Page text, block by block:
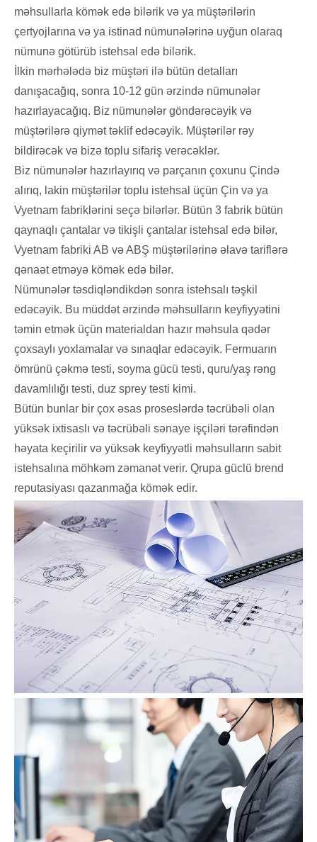
məhsullarla kömək edə bilərik və ya müştərilərin
çertyojlarına və ya istinad nümunələrinə uyğun olaraq
nümunə götürüb istehsal edə bilərik.
İlkin mərhələdə biz müştəri ilə bütün detalları
danışacağıq, sonra 10-12 gün ərzində nümunələr
hazırlayacağıq. Biz nümunələr göndərəcəyik və
müştərilərə qiymət təklif edəcəyik. Müştərilər rəy
bildirəcək və bizə toplu sifariş verəcəklər.
Biz nümunələr hazırlayırıq və parçanın çoxunu Çində
alırıq, lakin müştərilər toplu istehsal üçün Çin və ya
Vyetnam fabriklərini seçə bilərlər. Bütün 3 fabrik bütün
qaynaqlı çantalar və tikişli çantalar istehsal edə bilər,
Vyetnam fabriki AB və ABŞ müştərilərinə əlavə tariflərə
qənaət etməyə kömək edə bilər.
Nümunələr təsdiqləndikdən sonra istehsalı təşkil
edəcəyik. Bu müddət ərzində məhsulların keyfiyyətini
təmin etmək üçün materialdan hazır məhsula qədər
çoxsaylı yoxlamalar və sınaqlar edəcəyik. Fermuarın
ömrünü çəkmə testi, soyma gücü testi, quru/yaş rəng
davamlılığı testi, duz sprey testi kimi.
Bütün bunlar bir çox əsas proseslərdə təcrübəli olan
yüksək ixtisaslı və təcrübəli sənaye işçiləri tərəfindən
həyata keçirilir və yüksək keyfiyyətli məhsulların sabit
istehsalına möhkəm zəmanət verir. Qrupa güclü brend
reputasiyası qazanmağa kömək edir.